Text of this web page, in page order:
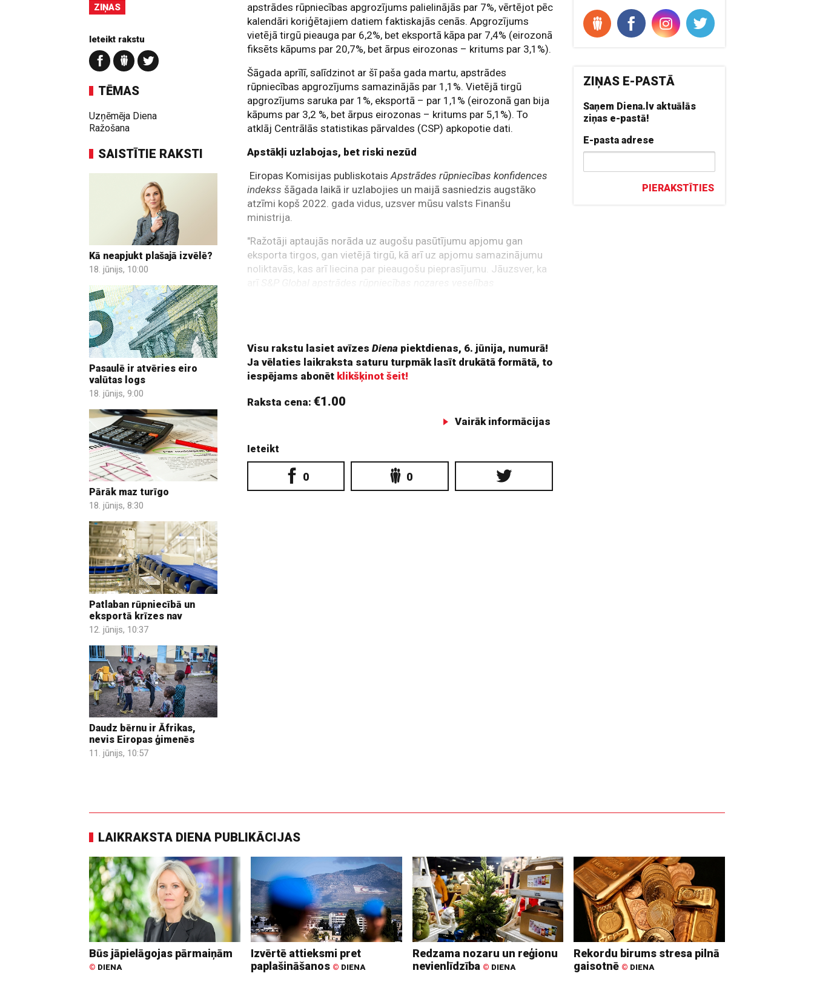
ZIŅAS
Ieteikt rakstu
TĒMAS
Uzņēmēja Diena
Ražošana
SAISTĪTIE RAKSTI
Kā neapjukt plašajā izvēlē?
18. jūnijs, 10:00
Pasaulē ir atvēries eiro
valūtas logs
18. jūnijs, 9:00
Pārāk maz turīgo
18. jūnijs, 8:30
Patlaban rūpniecībā un
eksportā krīzes nav
12. jūnijs, 10:37
Daudz bērnu ir Āfrikas,
nevis Eiropas ģimenēs
11. jūnijs, 10:57
apstrādes rūpniecības apgrozījums palielinājās par 7%, vērtējot pēc
kalendāri koriģētajiem datiem faktiskajās cenās. Apgrozījums
vietējā tirgū pieauga par 6,2%, bet eksportā kāpa par 7,4% (eirozonā
fiksēts kāpums par 20,7%, bet ārpus eirozonas – kritums par 3,1%).
Šāgada aprīlī, salīdzinot ar šī paša gada martu, apstrādes
rūpniecības apgrozījums samazinājās par 1,1%. Vietējā tirgū
apgrozījums saruka par 1%, eksportā – par 1,1% (eirozonā gan bija
kāpums par 3,2 %, bet ārpus eirozonas – kritums par 5,1%). To
atklāj Centrālās statistikas pārvaldes (CSP) apkopotie dati.
Apstākļi uzlabojas, bet riski nezūd
Eiropas Komisijas publiskotaisApstrādes rūpniecības konfidences
indekss šāgada laikā ir uzlabojies un maijā sasniedzis augstāko
atzīmi kopš 2022. gada vidus, uzsver mūsu valsts Finanšu
ministrija.
"Ražotāji aptaujās norāda uz augošu pasūtījumu apjomu gan
eksporta tirgos, gan vietējā tirgū, kā arī uz apjomu samazinājumu
noliktavās, kas arī liecina par pieaugošu pieprasījumu. Jāuzsver, ka
Visu rakstu lasiet avīzesDiena piektdienas, 6. jūnija, numurā!
Ja vēlaties laikraksta saturu turpmāk lasīt drukātā formātā, to
iespējams abonēt klikšķinot šeit!
Raksta cena:€1.00
Vairāk informācijas
Ieteikt
0 0
ZIŅAS E-PASTĀ
Saņem Diena.lv aktuālās
ziņas e-pastā!
E-pasta adrese
PIERAKSTĪTIES
LAIKRAKSTA DIENA PUBLIKĀCIJAS
Būs jāpielāgojas pārmaiņām
© DIENA
Izvērtē attieksmi pret
paplašināšanos © DIENA
Redzama nozaru un reģionu
nevienlīdzība © DIENA
Rekordu birums stresa pilnā
gaisotnē © DIENA